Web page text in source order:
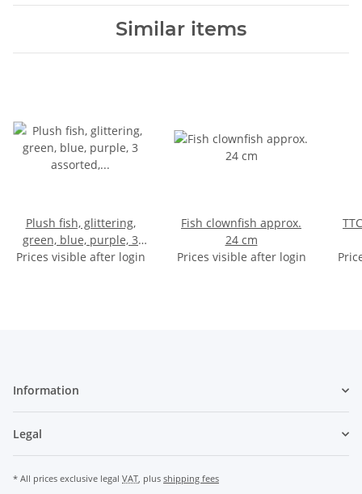
Similar items
Plush fish, glittering,
green, blue, purple, 3
assorted, 21 cm
Prices visible after login
Fish clownfish approx.
24 cm
Prices visible after login
Information
Legal
* All prices exclusive legal VAT, plus shipping fees